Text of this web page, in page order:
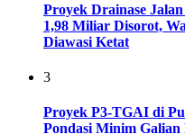
Proyek Drainase
1,98 Miliar Disorot,
Diawasi Ketat
3
Proyek P3-TGAI di
Pondasi Minim Galian